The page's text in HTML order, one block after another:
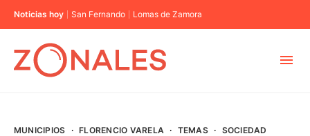
Noticias hoy San Fernando Lomas de Zamora
MUNICIPIOS · FLORENCIO VARELA · TEMAS · SOCIEDAD